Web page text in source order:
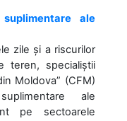
ale
zile și a riscurilor
teren, specialiștii
Moldova” (CFM)
ale
pe sectoarele